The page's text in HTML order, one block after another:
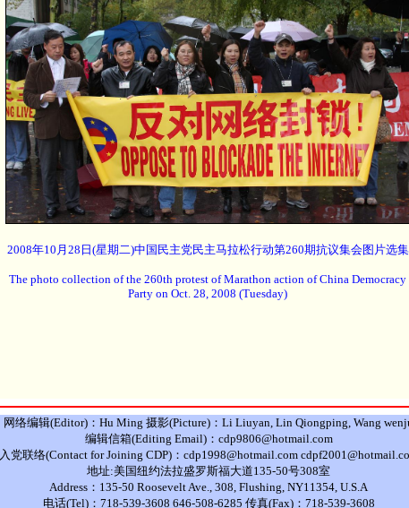
2008年10月28日(星期二)中国民主党民主马拉松行动第260期抗议集会图片选集
The photo collection of the 260th protest of Marathon action of China Democracy
Party on Oct. 28, 2008 (Tuesday)
网络编辑(Editor)：Hu Ming 摄影(Picture)：Li Liuyan, Lin Qiongping, Wang
编辑信箱(Editing Email)：cdp9806@hotmail.com
入党联络(Contact for Joining CDP)：cdp1998@hotmail.com
地址:美国纽约法拉盛罗斯福大道135-50号308室
Address：135-50 Roosevelt Ave., 308, Flushing, NY11354, U.S.A
电话(Tel)：718-539-3608 646-508-6285 传真(Fax)：718-539-3608